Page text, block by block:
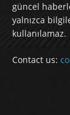
güncel
yalnızca
kullanılamaz.
Contact us: